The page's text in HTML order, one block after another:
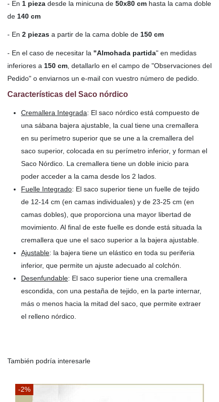
- En 1 pieza desde la minicuna de 50x80 cm hasta la cama doble
de 140 cm
- En 2 piezas a partir de la cama doble de 150 cm
- En el caso de necesitar la "Almohada partida" en medidas
inferiores a 150 cm , detallarlo en el campo de "Observaciones del
Pedido" o enviarnos un e-mail con vuestro número de pedido.
Características del Saco nórdico
Cremallera Integrada: El saco nórdico está compuesto de
una sábana bajera ajustable, la cual tiene una cremallera
en su perímetro superior que se une a la cremallera del
saco superior, colocada en su perímetro inferior, y forman el
Saco Nórdico. La cremallera tiene un doble inicio para
poder acceder a la cama desde los 2 lados.
Fuelle Integrado: El saco superior tiene un fuelle de tejido
de 12-14 cm (en camas individuales) y de 23-25 cm (en
camas dobles), que proporciona una mayor libertad de
movimiento. Al final de este fuelle es donde está situada la
cremallera que une el saco superior a la bajera ajustable.
Ajustable: la bajera tiene un elástico en toda su periferia
inferior, que permite un ajuste adecuado al colchón.
Desenfundable: El saco superior tiene una cremallera
escondida, con una pestaña de tejido, en la parte internar,
más o menos hacia la mitad del saco, que permite extraer
el relleno nórdico.
También podría interesarle
-2%